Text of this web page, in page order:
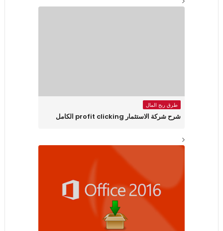
طرق ربح المال
شرح شركة الاستثمار profit clicking الكامل